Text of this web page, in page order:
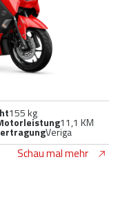
155 kg
11,1 KM
Veriga
Schau mal mehr